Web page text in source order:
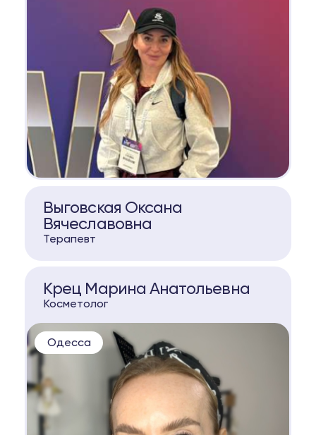
Выговская Оксана
Вячеславовна
Терапевт
Крец Марина Анатольевна
Косметолог
Одесса